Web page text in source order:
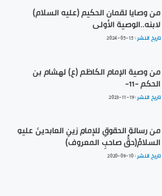
من وصايا لقمان الحكيم (عليه السلام)
لابنه..الوصية الأولى
تاريخ النشر :2024-05-15
من وصية الإمام الكاظم (ع) لهشام بن
الحكم -11-
تاريخ النشر :2023-11-19
من رسالةِ الحقوقِ للإمامِ زينِ العابدينَ عليهِ
السلامُ(حقُّ صاحبِ المعروف)
تاريخ النشر :2020-09-10